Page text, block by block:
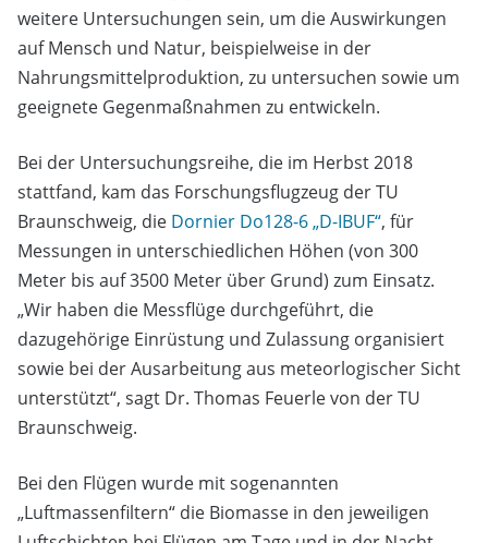
weitere Untersuchungen sein, um die Auswirkungen
auf Mensch und Natur, beispielweise in der
Nahrungsmittelproduktion, zu untersuchen sowie um
geeignete Gegenmaßnahmen zu entwickeln.
Bei der Untersuchungsreihe, die im Herbst 2018
stattfand, kam das Forschungsflugzeug der TU
Braunschweig, die Dornier Do128-6 „D-IBUF“, für
Messungen in unterschiedlichen Höhen (von 300
Meter bis auf 3500 Meter über Grund) zum Einsatz.
„Wir haben die Messflüge durchgeführt, die
dazugehörige Einrüstung und Zulassung organisiert
sowie bei der Ausarbeitung aus meteorlogischer Sicht
unterstützt“, sagt Dr. Thomas Feuerle von der TU
Braunschweig.
Bei den Flügen wurde mit sogenannten
„Luftmassenfiltern“ die Biomasse in den jeweiligen